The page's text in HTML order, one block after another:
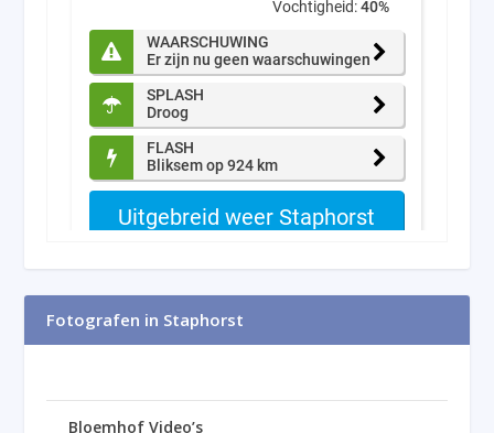
Fotografen in Staphorst
Bloemhof Video’s